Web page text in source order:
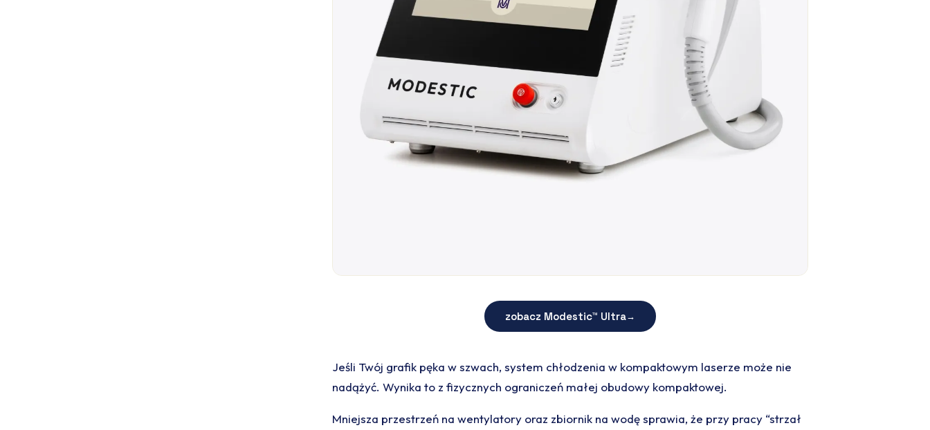
zobacz Modestic™ Ultra→
Jeśli Twój grafik pęka w szwach, system chłodzenia w kompaktowym laserze może nie
nadążyć. Wynika to z fizycznych ograniczeń małej obudowy kompaktowej.
Mniejsza przestrzeń na wentylatory oraz zbiornik na wodę sprawia, że przy pracy “strzał